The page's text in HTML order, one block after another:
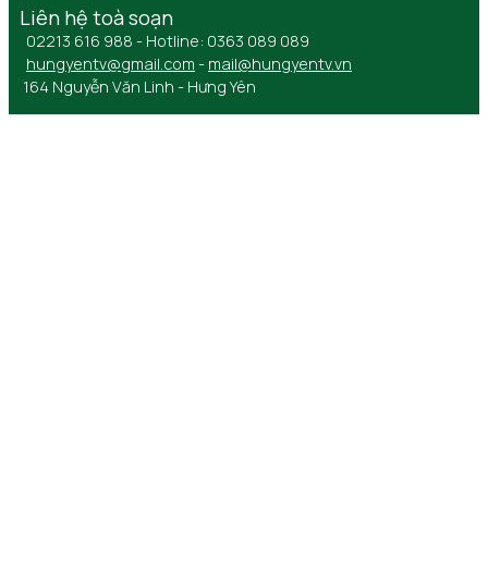
Liên hệ toà soạn
02213 616 988 - Hotline: 0363 089 089
hungyentv@gmail.com - mail@hungyentv.vn
164 Nguyễn Văn Linh - Hưng Yên